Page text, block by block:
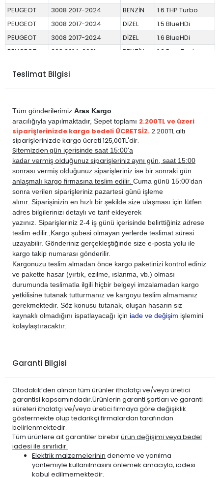
PEUGEOT
3008 2017-2024 BENZİN
1.6 THP Turbo
PEUGEOT
3008 2017-2024 DİZEL
1.5 BlueHDi
PEUGEOT
3008 2017-2024 DİZEL
1.6 BlueHDi
PEUGEOT
308 2014-2021 BENZİN
1.2 PureTech
PEUGEOT
308 2014-2021
PEUGEOT
308 2014-2021
PEUGEOT
308 2014-2021 DİZEL
1.6 E-HDi
PEUGEOT
308 2014-2021 DİZEL
1.6 HDi
PEUGEOT
5008 2017-2024 BENZİN
PEUGEOT
5008 2017-2024 BENZİN
1.6 PureTech
PEUGEOT
5008 2017-2024 BENZİN
1.6 THP Turbo
PEUGEOT
5008 2017-2024 DİZEL
1.5 BlueHDi
PEUGEOT
5008 2017-2024 DİZEL
1.6 BlueHDi
PEUGEOT
5008 2017-2024 HYBRID
Teslimat Bilgisi
Tüm gönderilerimiz Aras Kargo
aracılığıyla yapılmaktadır, Sepet toplamı 2.200TL ve üzeri
siparişlerinizde kargo bedeli ÜCRETSİZ.2.200TL altı
siparişlerinizde kargo ücreti 125,00TL'dir.
Sitemizden gün içerisinde saat 15:00'a
kadar vermiş olduğunuz siparişleriniz aynı gün, saat 15:00
sonrası vermiş olduğunuz siparişleriniz ise bir sonraki gün
anlaşmalı kargo firmasına teslim edilir. Cuma günü 15:00’dan
sonra verilen siparişleriniz pazartesi günü işleme
alınır. Siparişinizin en hızlı bir şekilde size ulaşması için lütfen
adres bilgilerinizi detaylı ve tarif ekleyerek
yazınız. Siparişleriniz 2-4 iş günü içerisinde belirttiğiniz adrese
teslim edilir., Kargo şubesi olmayan yerlerde teslimat süresi
uzayabilir. Gönderiniz gerçekleştiğinde size e-posta yolu ile
kargo takip numarası gönderilir.
Kargonuzu teslim almadan önce kargo paketinizi kontrol ediniz
ve pakette hasar (yırtık, ezilme, ıslanma, vb.) olması
durumunda teslimatla ilgili hiçbir belgeyi imzalamadan kargo
yetkilisine tutanak tutturmanız ve kargoyu teslim almamanız
gerekmektedir. Söz konusu tutanak, oluşan hasarın siz
kaynaklı olmadığını ispatlayacağı için iade ve değişim işlemini
kolaylaştıracaktır.
Garanti Bilgisi
Otodakik’den alınan tüm ürünler ithalatçı ve/veya üretici
garantisi kapsamındadır.Ürünlerin garanti şartları ve garanti
süreleri ithalatçı ve/veya üretici firmaya göre değişiklik
göstermekte olup tedarikçi firmalardan tarafından
belirlenmektedir.
Tüm ürünlere ait garantiler birebirürün değişimi veya bedel
iadesi ile sınırlıdır.
Elektrik malzemelerinin deneme ve yanılma
yöntemiyle kullanılmasını önlemek amacıyla, iadesi
kabul edilmemektedir.